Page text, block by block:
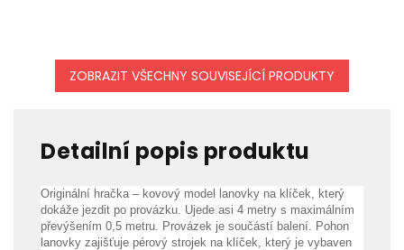
ZOBRAZIT VŠECHNY SOUVISEJÍCÍ PRODUKTY
Detailní popis produktu
Originální hračka – kovový model lanovky na klíček, který
dokáže jezdit po provázku. Ujede asi 4 metry s maximálním
převýšením 0,5 metru. Provázek je součástí balení. Pohon
lanovky zajišťuje pérový strojek na klíček, který je vybaven